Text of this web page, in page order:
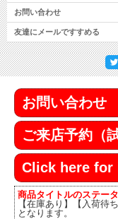
お問い合わせ
友達にメールですすめる
お問い合わせ
ご来店予約（
Click here
商品タイトルのステー
【在庫あり】【入荷待
となります。